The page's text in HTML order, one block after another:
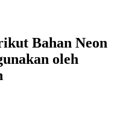
Bahan Neon
oleh